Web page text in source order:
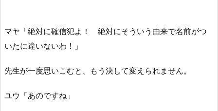
マヤ「絶対に確信犯よ！ 絶対にそういう由来で名前がつ
いたに違いないわ！」
先生が一度思いこむと、もう決して変えられません。
ユウ「あのですね」